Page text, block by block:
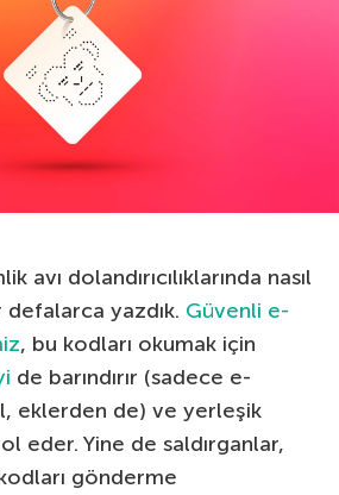
avı dolandırıcılıklarında nasıl
defalarca yazdık. Güvenli e-
, bu kodları okumak için
de barındırır (sadece e-
eklerden de) ve yerleşik
eder. Yine de saldırganlar,
gönderme